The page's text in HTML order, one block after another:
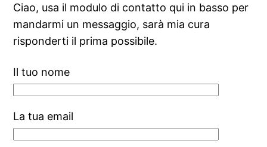
Ciao, usa il modulo di contatto qui in basso per
mandarmi un messaggio, sarà mia cura
risponderti il prima possibile.
Il tuo nome
La tua email